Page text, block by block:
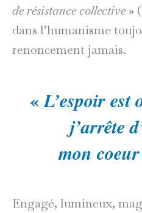
de résistance collective »
dans l’humanisme
renoncement jamais.
«L’espoir est
j’arrête
mon coeur
Engagé, lumineux,